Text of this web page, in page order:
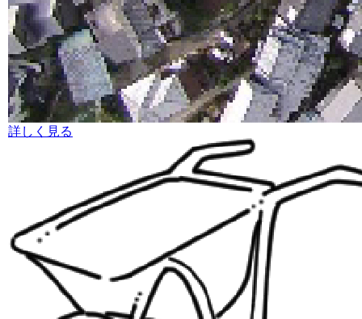
詳しく見る